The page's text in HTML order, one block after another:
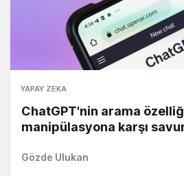
YAPAY ZEKA
ChatGPT'nin arama
manipülasyona karşı
Gözde Ulukan